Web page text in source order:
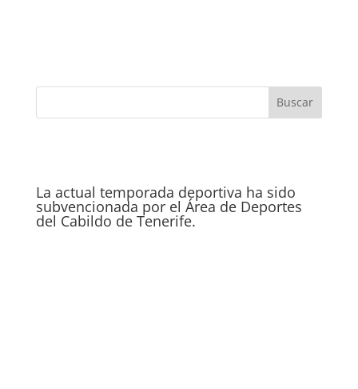
La actual temporada deportiva ha sido
subvencionada por el Área de Deportes
del Cabildo de Tenerife.